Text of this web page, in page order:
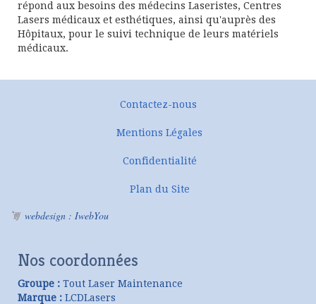
répond aux besoins des médecins Laseristes, Centres
Lasers médicaux et esthétiques, ainsi qu'auprès des
Hôpitaux, pour le suivi technique de leurs matériels
médicaux.
Contactez-nous
Mentions Légales
Confidentialité
Plan du Site
webdesign : IwebYou
Nos coordonnées
Groupe : Tout Laser Maintenance
Marque : LCDLasers